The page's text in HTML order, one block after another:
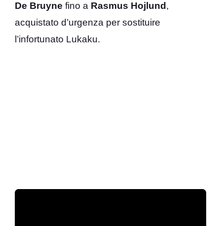
De Bruyne fino a Rasmus Hojlund ,
acquistato d’urgenza per sostituire
l’infortunato Lukaku.